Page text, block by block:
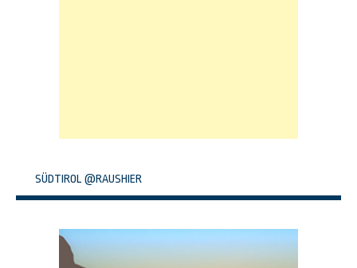
SÜDTIROL @RAUSHIER